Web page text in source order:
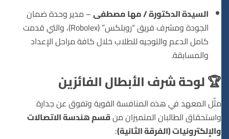
السيدة الدكتورة / مها مصطفى– مدير وحدة ضمان
الجودة ومشرف فريق “روبلكس” (Robolex)، والتي قدمت
كامل الدعم والتوجيه للطلاب خلال كافة مراحل الإعداد
والمسابقة.
🏆 لوحة شرف الأبطال الفائزين
مثّل المعهد في هذه المنافسة القوية وتفوق عن جدارة
واستحقاق الطالبان المتميزان منقسم هندسة الاتصالات
والإلكترونيات (الفرقة الثانية):